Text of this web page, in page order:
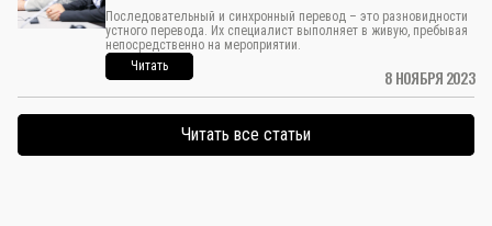
8 НОЯБРЯ 2023
Последовательный и синхронный перевод – это разновидности
устного перевода. Их специалист выполняет в живую, пребывая
непосредственно на мероприятии.
Читать
Читать все статьи